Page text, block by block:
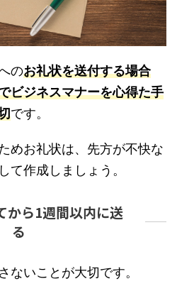
のお礼状を送付する場合
ビジネスマナーを心得た手
です。
めお礼状は、先方が不快な
て作成しましょう。
から1週間以内に送
る
ないことが大切です。